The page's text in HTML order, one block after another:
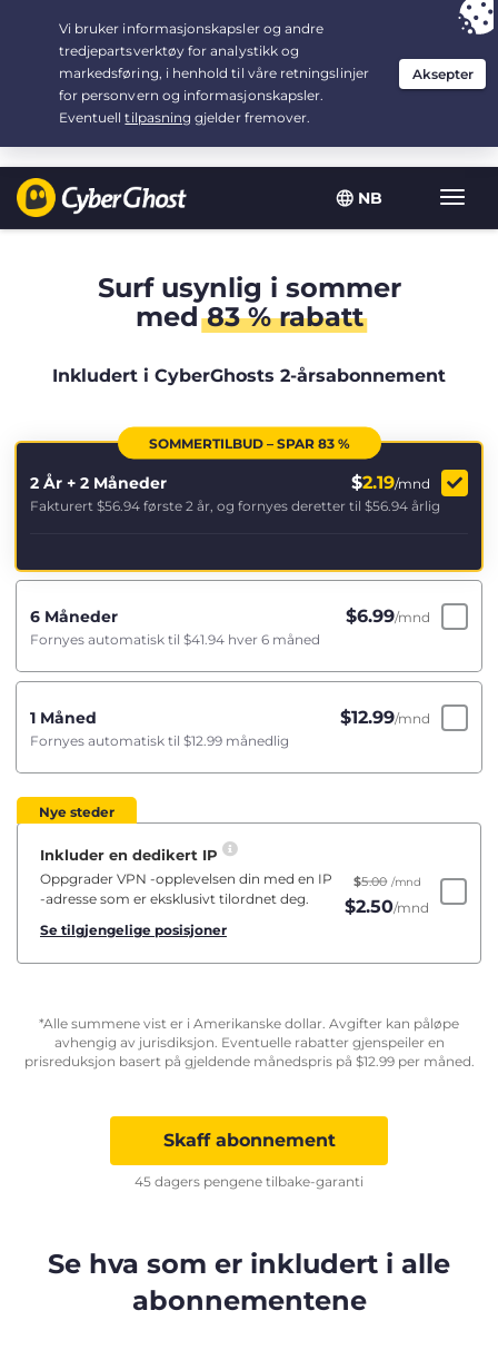
NB
Vis/
Your choice: The Best Dealfor 2.1666666666667-years at $
/month
Surf usynlig i sommer
med83 % rabatt
Inkludert i CyberGhosts 2-årsabonnement
SOMMERTILBUD – SPAR 83 %
2 År + 2 Måneder $2.19/mnd
Fakturert $56.94 første 2 år, og fornyes deretter til $56.94 årlig
6 Måneder $6.99/mnd
Fornyes automatisk til $41.94 hver 6 måned
1 Måned $12.99/mnd
Fornyes automatisk til $12.99 månedlig
Nye steder
Inkluder en dedikert IP
Oppgrader VPN -opplevelsen din med en IP
-adresse som er eksklusivt tilordnet deg.
Se tilgjengelige posisjoner
$5.00 /mnd
$2.50/mnd
*Alle summene vist er i Amerikanske dollar. Avgifter kan påløpe
avhengig av jurisdiksjon. Eventuelle rabatter gjenspeiler en
prisreduksjon basert på gjeldende månedspris på $12.99per måned.
Skaff abonnement
45 dagers pengene tilbake-garanti
Se hva som er inkludert i alle
abonnementene